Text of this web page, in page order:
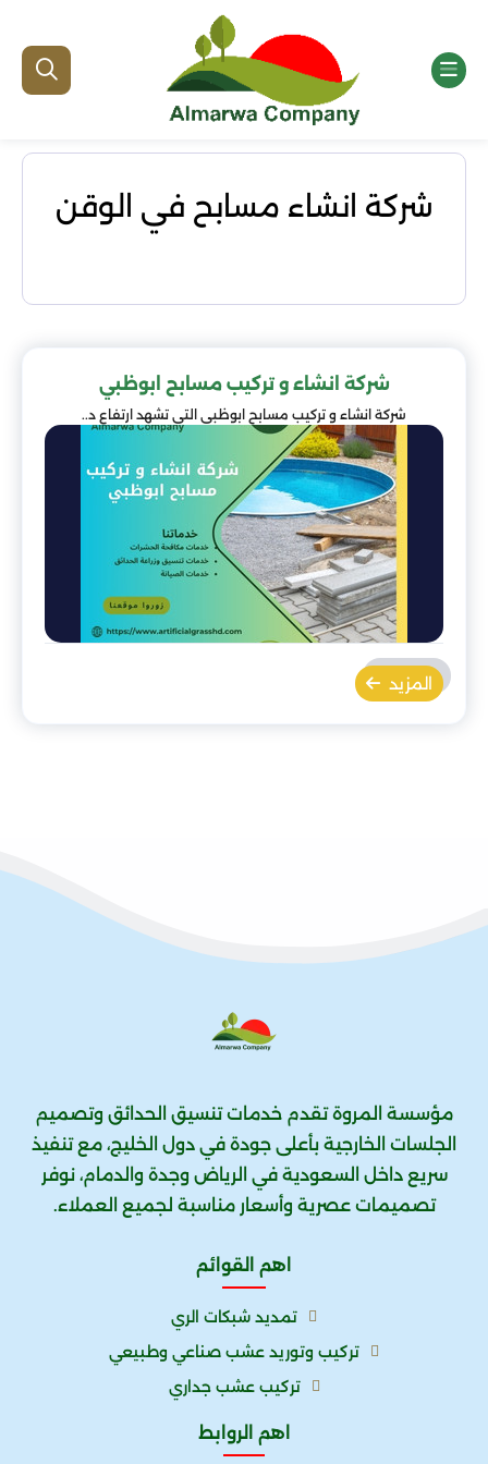
شركة انشاء مسابح في الوقن
شركة انشاء و تركيب مسابح ابوظبي
شركة انشاء و تركيب مسابح ابوظبي التي تشهد ارتفاع د..
المزيد
مؤسسة المروة تقدم خدمات تنسيق الحدائق وتصميم
الجلسات الخارجية بأعلى جودة في دول الخليج، مع تنفيذ
سريع داخل السعودية في الرياض وجدة والدمام، نوفر
تصميمات عصرية وأسعار مناسبة لجميع العملاء.
اهم القوائم
تمديد شبكات الري
تركيب وتوريد عشب صناعي وطبيعي
تركيب عشب جداري
اهم الروابط